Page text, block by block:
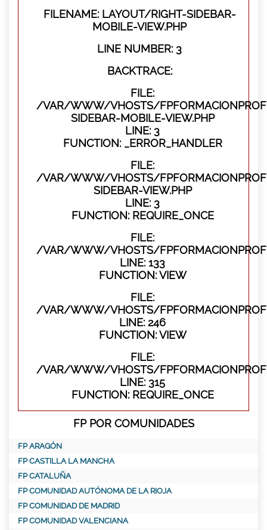
FILENAME: LAYOUT/RIGHT-SIDEBAR-
MOBILE-VIEW.PHP
LINE NUMBER: 3
BACKTRACE:
FILE:
/VAR/WWW/VHOSTS/
SIDEBAR-MOBILE-VIEW.PHP
LINE: 3
FUNCTION: _ERROR_HANDLER
FILE:
/VAR/WWW/VHOSTS/
SIDEBAR-VIEW.PHP
LINE: 3
FUNCTION: REQUIRE_ONCE
FILE:
/VAR/WWW/VHOSTS/
LINE: 133
FUNCTION: VIEW
FILE:
/VAR/WWW/VHOSTS/
LINE: 246
FUNCTION: VIEW
FILE:
/VAR/WWW/VHOSTS/
LINE: 315
FUNCTION: REQUIRE_ONCE
FP POR COMUNIDADES
FP ARAGÓN
FP CASTILLA LA MANCHA
FP CATALUÑA
FP COMUNIDAD AUTÓNOMA DE LA RIOJA
FP COMUNIDAD DE MADRID
FP COMUNIDAD VALENCIANA